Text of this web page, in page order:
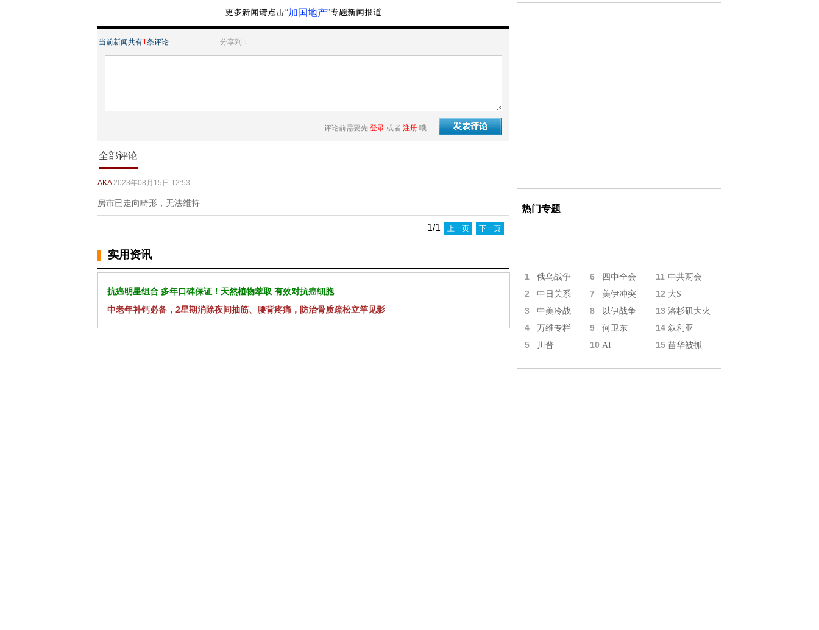
“加国地产”
当前新闻共有1条评论 分享到：
评论前需要先 登录 或者 注册 哦
全部评论
AKA 2023年08月15日 12:53
房市已走向畸形，无法维持
1/1 上一页 下一页
实用资讯
抗癌明星组合 多年口碑保证！天然植物萃取 有效对抗癌细胞
中老年补钙必备，2星期消除夜间抽筋、腰背疼痛，防治骨质疏松立竿见影
热门专题
1 俄乌战争 6 四中全会 11 中共两会
2 中日关系 7 美伊冲突 12 大S
3 中美冷战 8 以伊战争 13 洛杉矶大火
4 万维专栏 9 何卫东 14 叙利亚
5 川普 10 AI 15 苗华被抓